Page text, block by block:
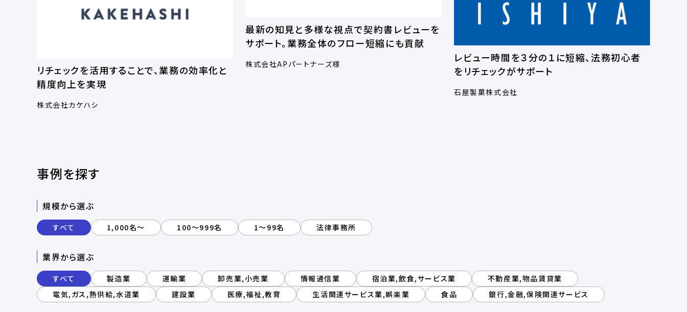
リチェックを活用することで、業務の効率化と
精度向上を実現
株式会社カケハシ
最新の知見と多様な視点で契約書レビューを
サポート。業務全体のフロー短縮にも貢献
株式会社APパートナーズ様
レビュー時間を３分の１に短縮、法務初心者
をリチェックがサポート
石屋製菓株式会社
事例を探す
規模から選ぶ
すべて 1,000名～ 100～999名 1～99名 法律事務所
業界から選ぶ
すべて 製造業 運輸業 卸売業,小売業 情報通信業 宿泊業,飲食,サービス業
不動産業,物品賃貸業
電気,ガス,熱供給,水道業
建設業 医療,福祉,教育 生活関連サービス業,娯楽業 食品 銀行,金融,保険関連サービス